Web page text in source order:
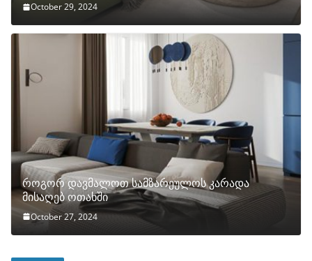
October 29, 2024
როგორ დავმალოთ სამზარეულოს კარადა
მისაღებ ოთახში
October 27, 2024